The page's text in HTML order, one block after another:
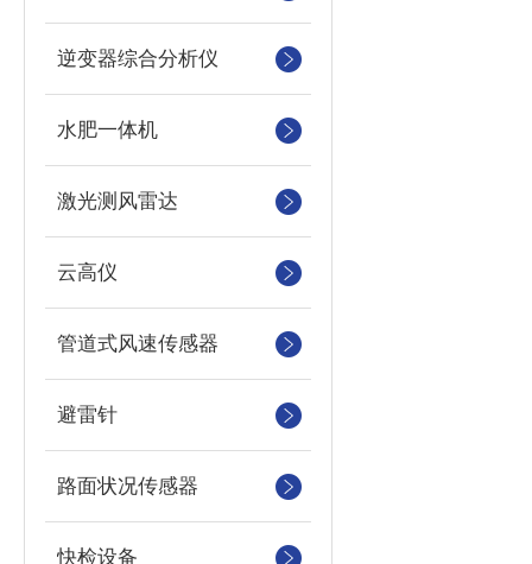
逆变器综合分析仪
水肥一体机
激光测风雷达
云高仪
管道式风速传感器
避雷针
路面状况传感器
快检设备